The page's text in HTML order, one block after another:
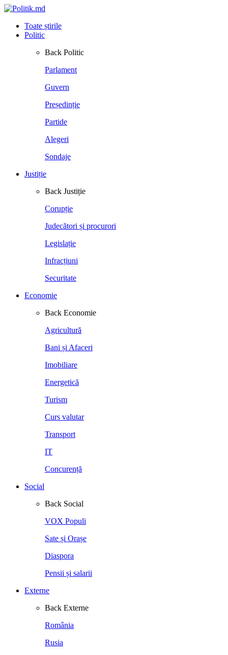
Toate știrile
Politic
Back Politic
Parlament
Guvern
Președinție
Partide
Alegeri
Sondaje
Justiție
Back Justiție
Corupție
Judecători și procurori
Legislație
Infracțiuni
Securitate
Economie
Back Economie
Agricultură
Bani și Afaceri
Imobiliare
Energetică
Turism
Curs valutar
Transport
IT
Concurență
Social
Back Social
VOX Populi
Sate și Orașe
Diaspora
Pensii și salarii
Externe
Back Externe
România
Rusia